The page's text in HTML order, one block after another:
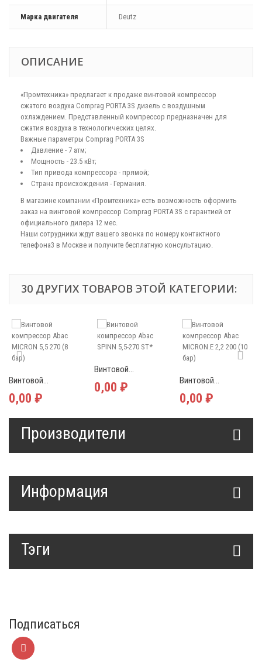
Марка двигателя Deutz
ОПИСАНИЕ
«Промтехника» предлагает к продаже винтовой компрессор
сжатого воздуха Comprag PORTA 3S дизель с воздушным
охлаждением. Представленный компрессор предназначен для
сжатия воздуха в технологических целях.
Важные параметры Comprag PORTA 3S
Давление - 7 атм;
Мощность - 23.5 кВт;
Тип привода компрессора - прямой;
Страна происхождения - Германия.
В магазине компании «Промтехника» есть возможность оформить
заказ на винтовой компрессор Comprag PORTA 3S с гарантией от
официального дилера 12 мес.
Наши сотрудники ждут вашего звонка по номеру контактного
телефона3 в Москве и получите бесплатную консультацию.
30 ДРУГИХ ТОВАРОВ ЭТОЙ КАТЕГОРИИ:
Винтовой...
0,00 ₽
Винтовой...
0,00 ₽ Винтовой...
0,00 ₽
Производители
Информация
Тэги
Подписаться